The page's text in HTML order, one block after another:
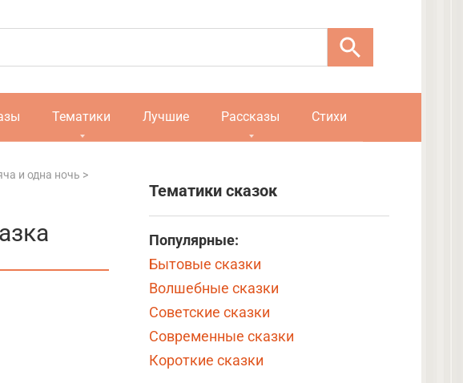
Тематики Лучшие Рассказы Стихи
и одна ночь >
Тематики сказок
Популярные:
Бытовые сказки
Волшебные сказки
Советские сказки
Современные сказки
Короткие сказки